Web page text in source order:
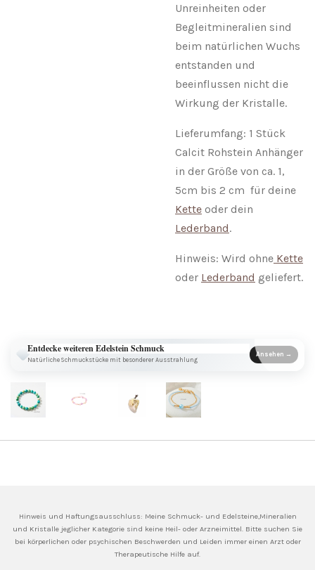
Unreinheiten oder
Begleitmineralien sind
beim natürlichen Wuchs
entstanden und
beeinflussen nicht die
Wirkung der Kristalle.
Lieferumfang: 1 Stück
Calcit Rohstein Anhänger
in der Größe von ca. 1,
5cm bis 2 cm für deine
Kette oder dein
Lederband.
Hinweis: Wird ohne Kette
oder Lederband geliefert.
Entdecke weiteren Edelstein Schmuck
Natürliche Schmuckstücke mit besonderer Ausstrahlung
Ansehen →
Hinweis und Haftungsausschluss: MeineSchmuck- und Edelsteine,Mineralien
und Kristalle jeglicher Kategorie sind keine Heil- oder Arzneimittel. Bitte suchen Sie
bei körperlichen oder psychischen Beschwerden und Leiden immer einen Arzt oder
Therapeutische Hilfe auf.